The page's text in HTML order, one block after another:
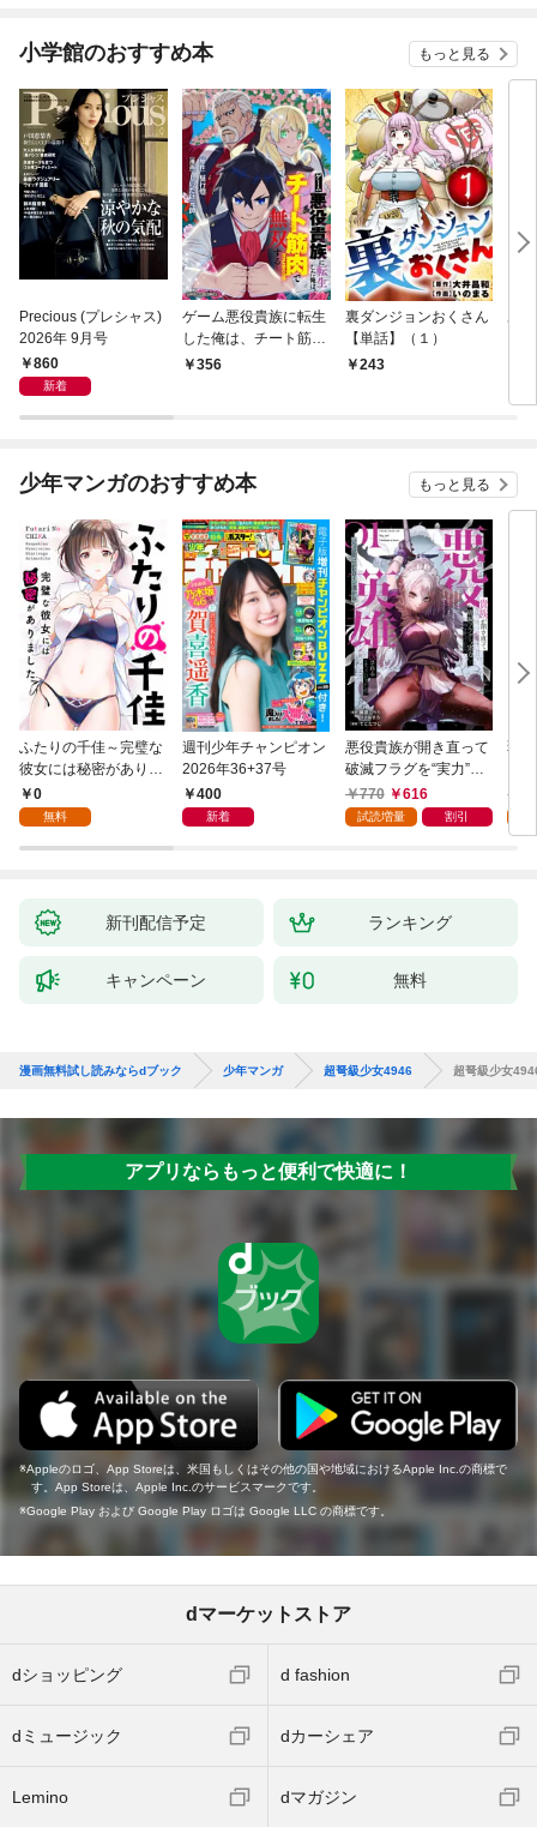
小学館のおすすめ本 もっと見る
Precious (プレシャス)
2026年 9月号
860
新着
ゲーム悪役貴族に転生
した俺は、チート筋肉
で無双する【単話】
356
裏ダンジョンおくさん
【単話】（１）
243
あ
少年マンガのおすすめ本 もっと見る
ふたりの千佳～完璧な
彼女には秘密がありま
した(1)
0
無料
週刊少年チャンピオン
2026年36+37号
400
新着
悪役貴族が開き直って
破滅フラグを“実力”で
叩き折っていたら、い
つの間にかヒロイン達
770 616
試読増量 割引
弱
新刊配信予定 ランキング
キャンペーン 無料
漫画無料試し読みならdブック 少年マンガ 超弩級少女4946 超弩級少女
アプリならもっと便利で快適に！
Appleのロゴ、App Storeは、米国もしくはその他の国や地域におけるApple Inc.の商標で
す。App Storeは、Apple Inc.のサービスマークです。
Google Play および Google Play ロゴは Google LLC の商標です。
dマーケットストア
dショッピング d fashion
dミュージック dカーシェア
Lemino dマガジン